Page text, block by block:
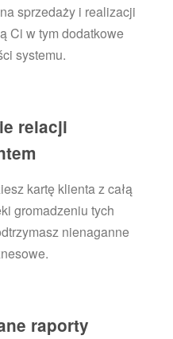
sprzedaży i realizacji
Ci w tym dodatkowe
systemu.
relacji
kartę klienta z całą
gromadzeniu tych
nienaganne
raporty